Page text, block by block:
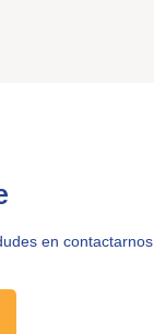
en contactarnos